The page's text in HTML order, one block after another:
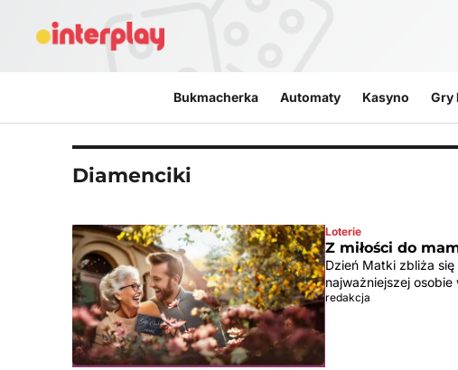
Bukmacherka Automaty Kasyno Gry
Diamenciki
Loterie
Z miłości do
Dzień Matki zbliża się
najważniejszej
redakcja